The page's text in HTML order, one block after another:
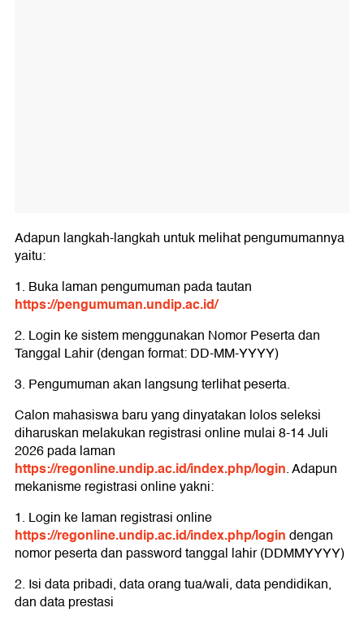
Adapun langkah-langkah untuk melihat pengumumannya
yaitu:
1. Buka laman pengumuman pada tautan
https://pengumuman.undip.ac.id/
2. Login ke sistem menggunakan Nomor Peserta dan
Tanggal Lahir (dengan format: DD-MM-YYYY)
3. Pengumuman akan langsung terlihat peserta.
Calon mahasiswa baru yang dinyatakan lolos seleksi
diharuskan melakukan registrasi online mulai 8-14 Juli
2026 pada laman
https://regonline.undip.ac.id/index.php/login. Adapun
mekanisme registrasi online yakni:
1. Login ke laman registrasi online
https://regonline.undip.ac.id/index.php/logindengan
nomor peserta dan password tanggal lahir (DDMMYYYY)
2. Isi data pribadi, data orang tua/wali, data pendidikan,
dan data prestasi